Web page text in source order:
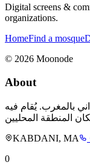
Digital screens &
organizations.
HomeFind a mosque
© 2026 Moonode
About
بالمغرب. يُقام فيه
KABDANI, MA
0